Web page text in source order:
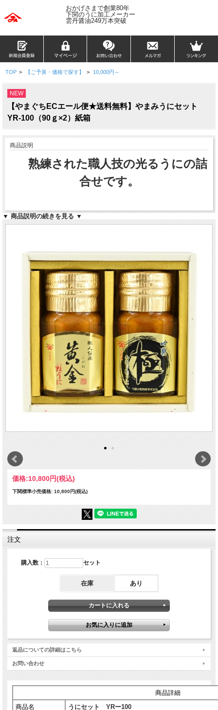
おかげさまで創業80年
下関のうに加工メーカー
雲丹醤油249万本突破
TOP > 【ご予算・価格で探す】 > 10,000円～
NEW
【やまぐちECエール便★送料無料】やまみうにセット
YR-100（90ｇ×2）紙箱
商品説明
熟練された職人技の光るうにの詰
合せです。
▼ 商品説明の続きを見る ▼
価格:10,800円(税込)
下関標準小売価格: 10,800円(税込)
注文
購入数： セット
在庫 あり
返品についての詳細はこちら
お問い合わせ
商品詳細
商品名
うにセット YRー100